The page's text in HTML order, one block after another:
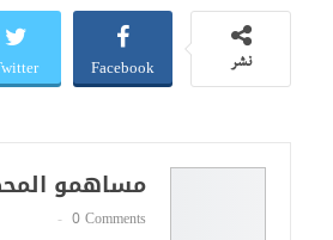
نشر Facebook
مساهمو
0 Comments